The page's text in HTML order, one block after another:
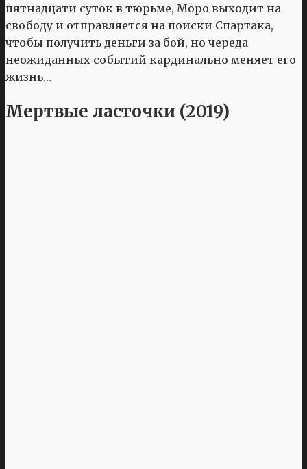
пятнадцати суток в тюрьме, Моро выходит на
свободу и отправляется на поиски Спартака,
чтобы получить деньги за бой, но череда
неожиданных событий кардинально меняет его
жизнь…
Мертвые ласточки (2019)